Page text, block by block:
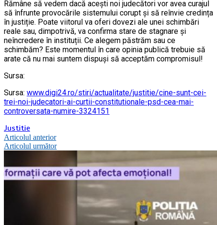
Rămâne să vedem dacă acești noi judecători vor avea curajul
să înfrunte provocările sistemului corupt și să reînvie credința
în justiție. Poate viitorul va oferi dovezi ale unei schimbări
reale sau, dimpotrivă, va confirma stare de stagnare și
neîncredere în instituții. Ce alegem păstrăm sau ce
schimbăm? Este momentul în care opinia publică trebuie să
arate că nu mai suntem dispuși să acceptăm compromisul!
Sursa:
Sursa: www.digi24.ro/stiri/actualitate/justitie/cine-sunt-cei-
trei-noi-judecatori-ai-curtii-constitutionale-psd-cea-mai-
controversata-numire-3324151
Justitie
Navigare
în
articole
Articolul anterior
Articolul următor